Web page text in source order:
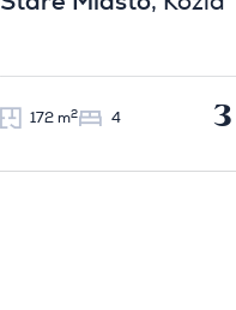
172 m2 4